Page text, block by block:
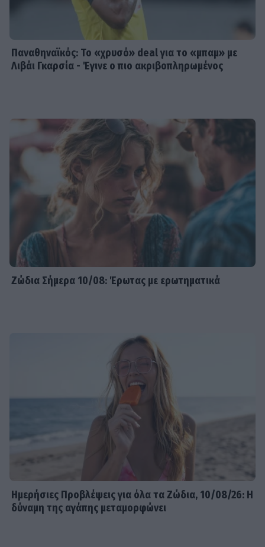
Παναθηναϊκός: Το «χρυσό» deal για το «μπαμ» με
Λιβάι Γκαρσία - Έγινε ο πιο ακριβοπληρωμένος
Ζώδια Σήμερα 10/08: Έρωτας με ερωτηματικά
Ημερήσιες Προβλέψεις για όλα τα Ζώδια, 10/08/26: Η
δύναμη της αγάπης μεταμορφώνει